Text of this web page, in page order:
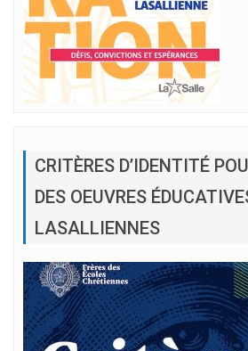
CRITÈRES D’IDENTITÉ
DES OEUVRES
LASALLIENNES